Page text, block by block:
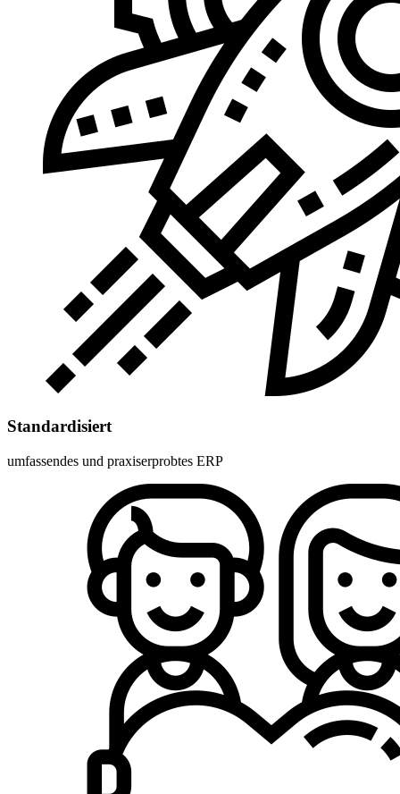
Standardisiert
umfassendes und praxiserprobtes ERP